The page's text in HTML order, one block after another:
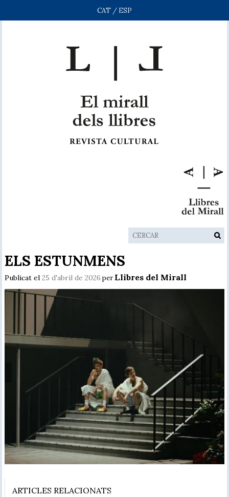
CAT / ESP
ELS ESTUNMENS
Publicat el25 d'abril de 2026 perLlibres del Mirall
ARTICLES RELACIONATS